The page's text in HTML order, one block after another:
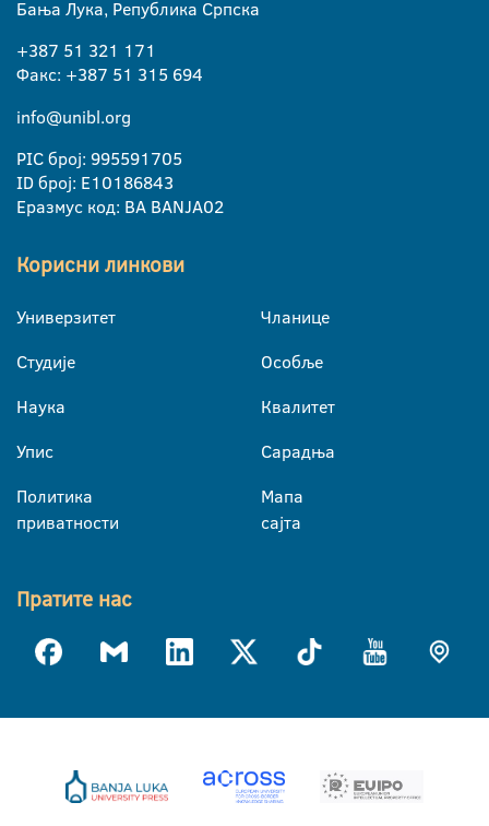
Бања Лука, Република Српска
+387 51 321 171
Факс: +387 51 315 694
info@unibl.org
PIC број: 995591705
ID број: E10186843
Еразмус код: BA BANJA02
Корисни линкови
Универзитет
Студије
Наука
Упис
Политика
приватности
Чланице
Особље
Квалитет
Сарадња
Мапа
сајта
Пратите нас